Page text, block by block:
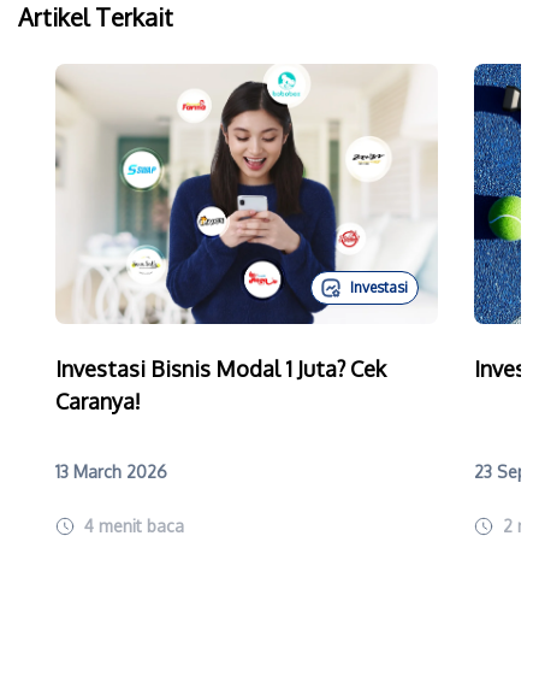
Artikel Terkait
Investasi
Investasi Bisnis Modal 1 Juta? Cek
Caranya!
13 March 2026
4 menit baca
23
2